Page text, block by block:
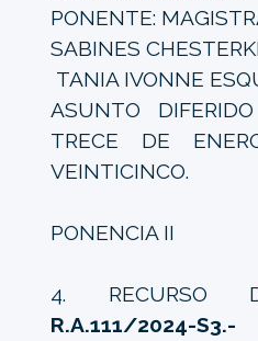
PONENTE:
SABINES
TANIA IVONNE
ASUNTO
TRECE DE
VEINTICINCO.
PONENCIA II
4. RECURSO
R.A.111/2024-S3.-